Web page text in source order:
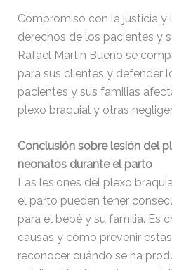
Compromiso con la justicia y
derechos de los pacientes y
Rafael Martín Bueno se
para sus clientes y defender
pacientes y sus familias
plexo braquial y otras
Conclusión sobre lesión del
neonatos durante el parto
Las lesiones del plexo
el parto pueden tener
para el bebé y su familia. Es
causas y cómo prevenir
reconocer cuándo se ha